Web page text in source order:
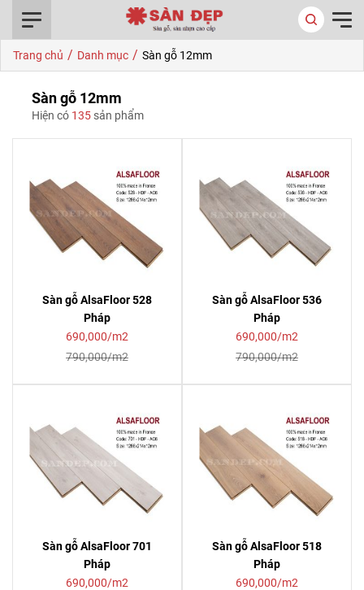
Trang chủ / Danh mục / Sàn gỗ 12mm
Sàn gỗ 12mm
Hiện có 135 sản phẩm
Sàn gỗ AlsaFloor 528
Pháp
690,000/m2
790,000/m2
Sàn gỗ AlsaFloor 536
Pháp
690,000/m2
790,000/m2
Sàn gỗ AlsaFloor 701
Pháp
690,000/m2
Sàn gỗ AlsaFloor 518
Pháp
690,000/m2